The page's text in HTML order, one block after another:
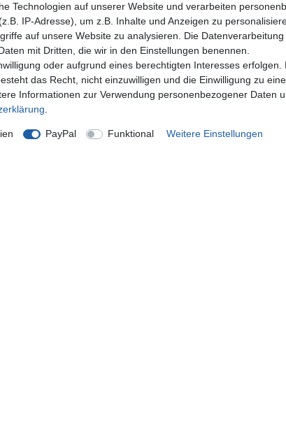
Technologien auf unserer Website und verarbeiten
IP-Adresse), um z.B. Inhalte und Anzeigen zu
auf unsere Website zu analysieren. Die
mit Dritten, die wir in den Einstellungen benennen.
oder aufgrund eines berechtigten Interesses erfolgen.
das Recht, nicht einzuwilligen und die Einwilligung zu
Informationen zur Verwendung personenbezogener Daten
PayPal Funktional Weitere Einstellungen